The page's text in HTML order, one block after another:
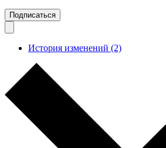
Подписаться
История изменений (2)